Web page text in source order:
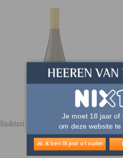
Endrizzi Müller Thurgau
€15,50
Je moet 18 jaar of
om deze website te
Ja, ik ben 18 jaar of ouder